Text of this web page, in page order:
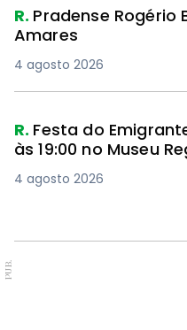
R. Pradense Rogério
Amares
4 agosto 2026
R. Festa do
às 19:00 no Museu
4 agosto 2026
PUB.